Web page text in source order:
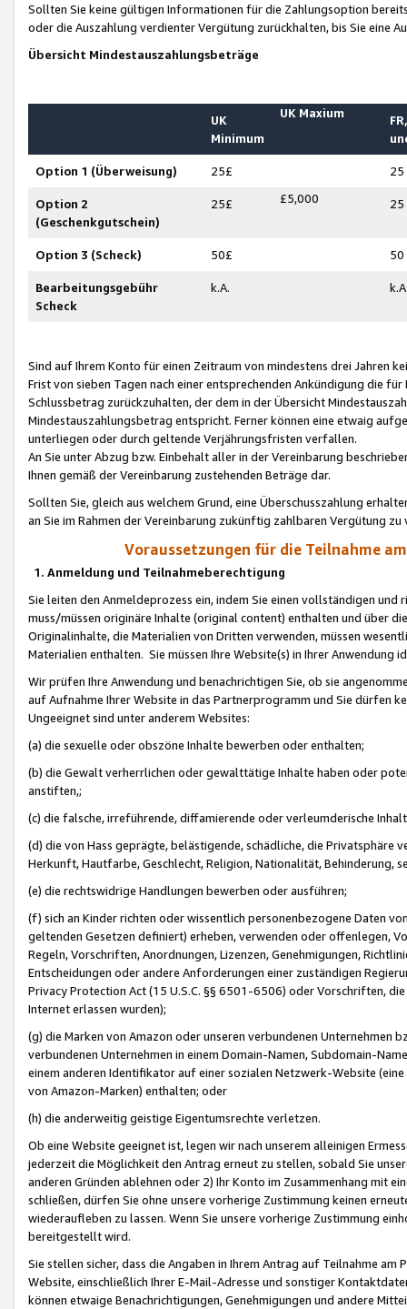
Sollten Sie keine gültigen Informationen für die Zahlungsoption
oder die Auszahlung verdienter Vergütung zurückhalten, bis Sie
Übersicht Mindestauszahlungsbeträge
UK
Minimum
UK Maxium
Option 1 (Überweisung) 25£ 25
Option 2
(Geschenkgutschein)
25£ £5,000 25
Option 3 (Scheck) 50£ 50
Bearbeitungsgebühr
Scheck
k.A.
Sind auf Ihrem Konto für einen Zeitraum von mindestens drei Jahren
Frist von sieben Tagen nach einer entsprechenden Ankündigung die
Schlussbetrag zurückzuhalten, der dem in der Übersicht
Mindestauszahlungsbetrag entspricht. Ferner können eine etwaig
unterliegen oder durch geltende Verjährungsfristen verfallen.
An Sie unter Abzug bzw. Einbehalt aller in der Vereinbarung
Ihnen gemäß der Vereinbarung zustehenden Beträge dar.
Sollten Sie, gleich aus welchem Grund, eine Überschusszahlung
an Sie im Rahmen der Vereinbarung zukünftig zahlbaren Vergütung zu
Voraussetzungen für die Teilnahme
1. Anmeldung und Teilnahmeberechtigung
Sie leiten den Anmeldeprozess ein, indem Sie einen vollständigen
muss/müssen originäre Inhalte (original content) enthalten und über
Originalinhalte, die Materialien von Dritten verwenden, müssen
Materialien enthalten. Sie müssen Ihre Website(s) in Ihrer Anwendung
Wir prüfen Ihre Anwendung und benachrichtigen Sie, ob sie
auf Aufnahme Ihrer Website in das Partnerprogramm und Sie dürfen
Ungeeignet sind unter anderem Websites:
(a) die sexuelle oder obszöne Inhalte bewerben oder enthalten;
(b) die Gewalt verherrlichen oder gewalttätige Inhalte haben oder
anstiften,;
(c) die falsche, irreführende, diffamierende oder verleumderische
(d) die von Hass geprägte, belästigende, schädliche, die Privatsphäre
Herkunft, Hautfarbe, Geschlecht, Religion, Nationalität, Behinderung,
(e) die rechtswidrige Handlungen bewerben oder ausführen;
(f) sich an Kinder richten oder wissentlich personenbezogene Daten
geltenden Gesetzen definiert) erheben, verwenden oder offenlegen,
Regeln, Vorschriften, Anordnungen, Lizenzen, Genehmigungen,
Entscheidungen oder andere Anforderungen einer zuständigen
Privacy Protection Act (15 U.S.C. §§ 6501-6506) oder Vorschriften,
Internet erlassen wurden);
(g) die Marken von Amazon oder unseren verbundenen Unternehmen
verbundenen Unternehmen in einem Domain-Namen, Subdomain-
einem anderen Identifikator auf einer sozialen Netzwerk-Website
von Amazon-Marken) enthalten; oder
(h) die anderweitig geistige Eigentumsrechte verletzen.
Ob eine Website geeignet ist, legen wir nach unserem alleinigen
jederzeit die Möglichkeit den Antrag erneut zu stellen, sobald Sie
anderen Gründen ablehnen oder 2) Ihr Konto im Zusammenhang mit
schließen, dürfen Sie ohne unsere vorherige Zustimmung keinen
wiederaufleben zu lassen. Wenn Sie unsere vorherige Zustimmung
bereitgestellt wird.
Sie stellen sicher, dass die Angaben in Ihrem Antrag auf Teilnahme
Website, einschließlich Ihrer E-Mail-Adresse und sonstiger
können etwaige Benachrichtigungen, Genehmigungen und andere